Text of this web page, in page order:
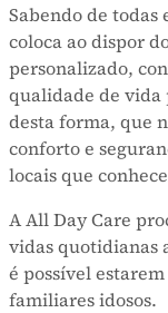
Sabendo de todas
coloca ao dispor
personalizado,
qualidade de vida
desta forma, que
conforto e
locais que
A All Day Care
vidas quotidianas
é possível
familiares idosos.